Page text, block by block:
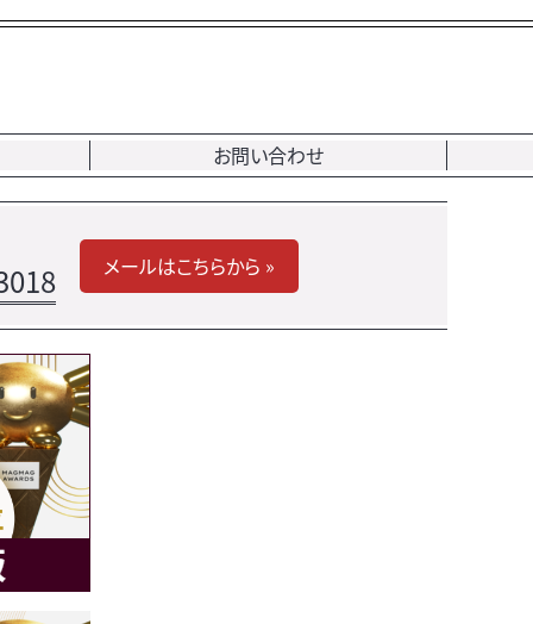
お問い合わせ
メールはこちらから »